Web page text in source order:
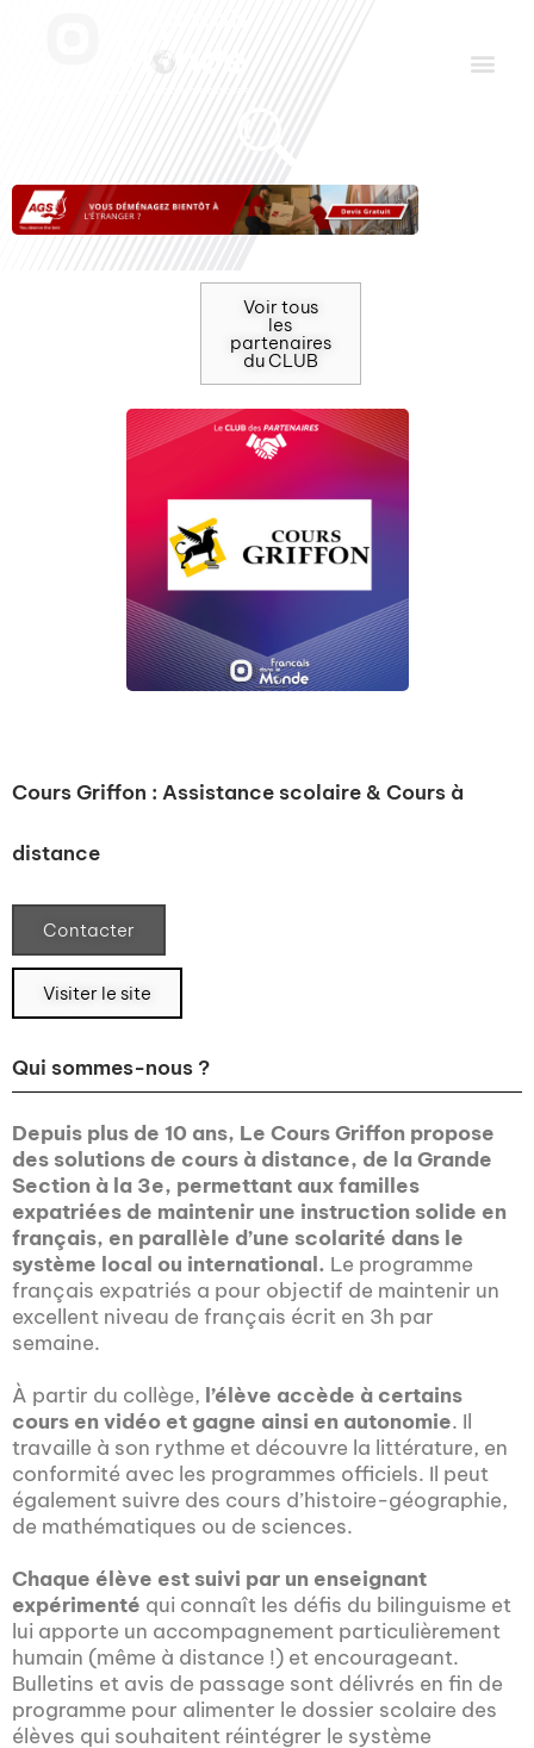
Voir tous
les
partenaires
du CLUB
Cours Griffon : Assistance scolaire & Cours à
distance
Contacter
Visiter le site
Qui sommes-nous ?
Depuis plus de 10 ans, Le Cours Griffon propose
des solutions de cours à distance, de la Grande
Section à la 3e, permettant aux familles
expatriées de maintenir une instruction solide en
français, en parallèle d’une scolarité dans le
système local ou international. Le programme
français expatriés a pour objectif de maintenir un
excellent niveau de français écrit en 3h par
semaine.
À partir du collège, l’élève accède à certains
cours en vidéo et gagne ainsi en autonomie. Il
travaille à son rythme et découvre la littérature, en
conformité avec les programmes officiels. Il peut
également suivre des cours d’histoire-géographie,
de mathématiques ou de sciences.
Chaque élève est suivi par un enseignant
expérimenté qui connaît les défis du bilinguisme et
lui apporte un accompagnement particulièrement
humain (même à distance !) et encourageant.
Bulletins et avis de passage sont délivrés en fin de
programme pour alimenter le dossier scolaire des
élèves qui souhaitent réintégrer le système